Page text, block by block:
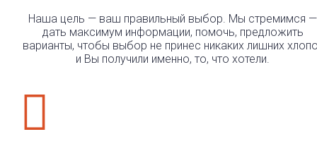
Наша цель — ваш правильный выбор. Мы стремимся —
дать максимум информации, помочь, предложить
варианты, чтобы выбор не принес никаких лишних
и Вы получили именно, то, что хотели.
